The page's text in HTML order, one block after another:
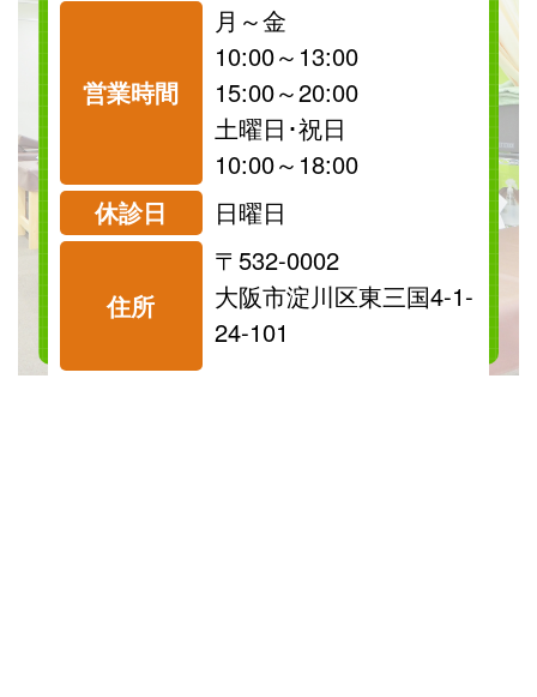
営業時間
月～金
10:00～13:00
15:00～20:00
土曜日･祝日
10:00～18:00
休診日
日曜日
住所
〒532-0002
大阪市淀川区東三国4-1-
24-101
祝日
診療可
保険
診療可
料金表を見る